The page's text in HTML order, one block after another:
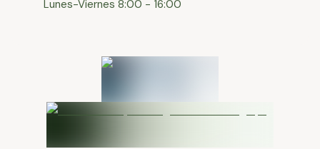
⁠Lunes-Viernes 8:00 - 16:00